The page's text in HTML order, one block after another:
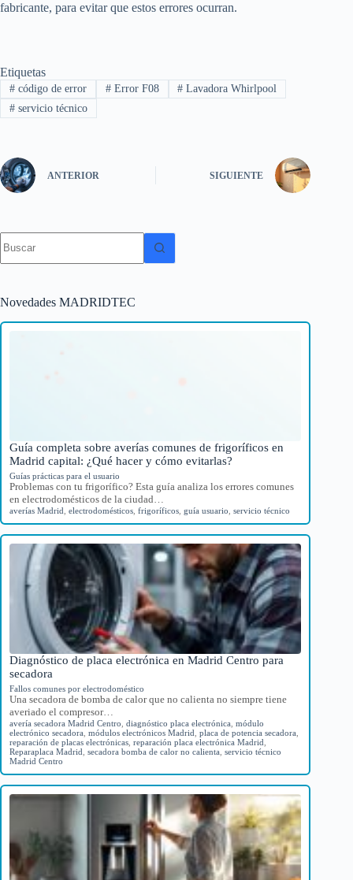
fabricante, para evitar que estos errores ocurran.
Etiquetas
#código de error #Error F08 # Lavadora Whirlpool
#servicio técnico
ANTERIOR SIGUIENTE
resultados
Novedades MADRIDTEC
Guía completa sobre averías comunes de frigoríficos en
Madrid capital: ¿Qué hacer y cómo evitarlas?
Guías prácticas para el usuario
Problemas con tu frigorífico? Esta guía analiza los errores comunes
en electrodomésticos de la ciudad…
averías Madrid electrodomésticos frigoríficos guía usuario servicio técnico
Diagnóstico de placa electrónica en Madrid Centro para
secadora
Fallos comunes por electrodoméstico
Una secadora de bomba de calor que no calienta no siempre tiene
averiado el compresor…
avería secadora Madrid Centro diagnóstico placa electrónica módulo
electrónico secadora módulos electrónicos Madrid placa de potencia secadora
reparación de placas electrónicas reparación placa electrónica Madrid
Reparaplaca Madrid secadora bomba de calor no calienta servicio técnico
Madrid Centro